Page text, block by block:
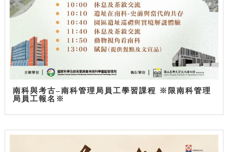
南科與考古–南科管理局員工學習課程 ※限南科管理
局員工報名※